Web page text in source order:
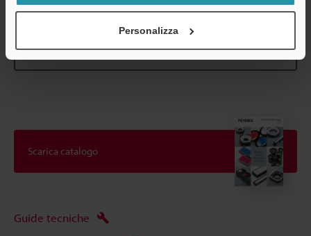
Personalizza
Scheda tecnica (PDF)
Altri modelli
Scarica catalogo
Guide tecniche